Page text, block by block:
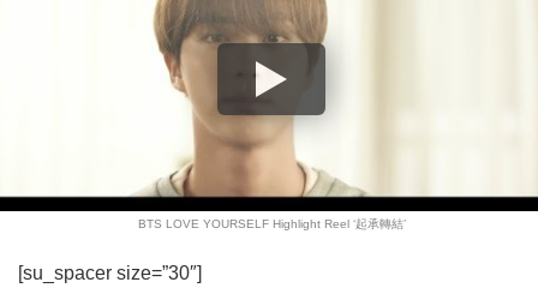
BTS LOVE YOURSELF Highlight Reel ‘起承轉結’
[su_spacer size=”30″]